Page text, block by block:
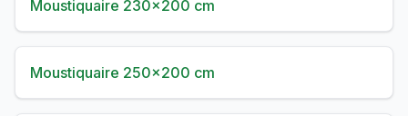
Moustiquaire 230×200 cm
Moustiquaire 250×200 cm